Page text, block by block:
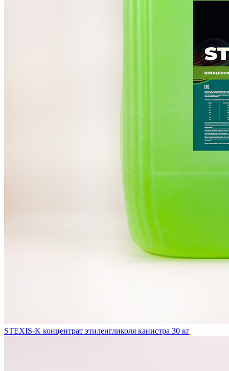
STEXIS-K концентрат этиленгликоля канистра 30 кг